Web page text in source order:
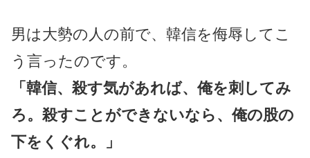
男は大勢の人の前で、韓信を侮辱してこ
う言ったのです。
「韓信、殺す気があれば、俺を刺してみ
ろ。殺すことができないなら、俺の股の
下をくぐれ。」